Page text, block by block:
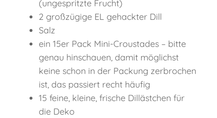
(ungespritzte Frucht)
2 großzügige EL gehackter Dill
Salz
ein 15er Pack Mini-Croustades – bitte
genau hinschauen, damit möglichst
keine schon in der Packung zerbrochen
ist, das passiert recht häufig
15 feine, kleine, frische Dillästchen für
die Deko